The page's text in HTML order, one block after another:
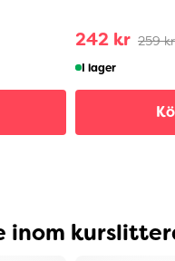
242 kr 259 kr
I lager
inom